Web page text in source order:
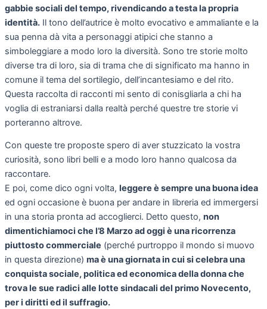
gabbie sociali del tempo, rivendicando a testa la propria
identità. Il tono dell’autrice è molto evocativo e ammaliante e la
sua penna dà vita a personaggi atipici che stanno a
simboleggiare a modo loro la diversità. Sono tre storie molto
diverse tra di loro, sia di trama che di significato ma hanno in
comune il tema del sortilegio, dell’incantesiamo e del rito.
Questa raccolta di racconti mi sento di conisgliarla a chi ha
voglia di estraniarsi dalla realtà perché questre tre storie vi
porteranno altrove.
Con queste tre proposte spero di aver stuzzicato la vostra
curiosità, sono libri belli e a modo loro hanno qualcosa da
raccontare.
E poi, come dico ogni volta, leggere è sempre una buona idea
ed ogni occasione è buona per andare in libreria ed immergersi
in una storia pronta ad accoglierci. Detto questo, non
dimentichiamoci che l’8 Marzo ad oggi è una ricorrenza
piuttosto commerciale (perché purtroppo il mondo si muovo
in questa direzione) ma è una giornata in cui si celebra una
conquista sociale, politica ed economica della donna che
trova le sue radici alle lotte sindacali del primo Novecento,
per i diritti ed il suffragio.